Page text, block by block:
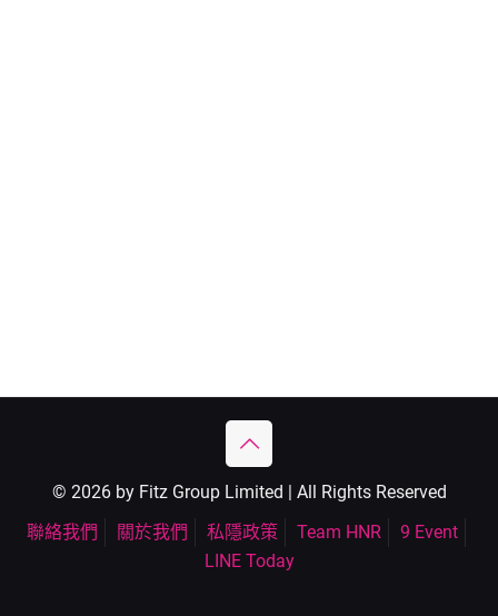
© 2026 by Fitz Group Limited | All Rights Reserved
聯絡我們
關於我們 私隱政策 Team HNR
9 Event
LINE Today